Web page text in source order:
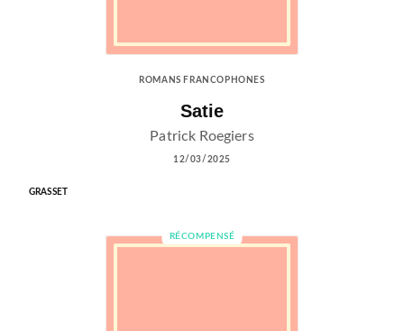
ROMANS FRANCOPHONES
Satie
Patrick Roegiers
12/03/2025
GRASSET
RÉCOMPENSÉ